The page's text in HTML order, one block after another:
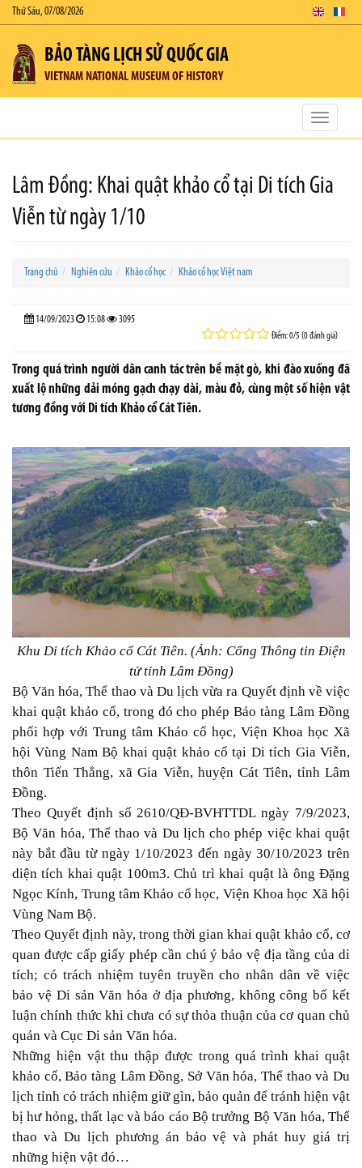
Thứ Sáu, 07/08/2026
BẢO TÀNG LỊCH SỬ QUỐC GIA
VIETNAM NATIONAL MUSEUM OF HISTORY
Toggle
Lâm Đồng: Khai quật khảo cổ tại Di tích Gia
Viễn từ ngày 1/10
Trang chủ Nghiên cứu Khảo cổ học Khảo cổ học Việt nam
14/09/2023 15:08 3095
Điểm: 0/5 (0 đánh giá)
Trong quá trình người dân canh tác trên bề mặt gò, khi đào xuống đã
xuất lộ những dải móng gạch chạy dài, màu đỏ, cùng một số hiện vật
tương đồng với Di tích Khảo cổ Cát Tiên.
Khu Di tích Khảo cổ Cát Tiên. (Ảnh: Cổng Thông tin Điện
tử tỉnh Lâm Đồng)
Bộ Văn hóa, Thể thao và Du lịch vừa ra Quyết định về việc
khai quật khảo cổ, trong đó cho phép Bảo tàng Lâm Đồng
phối hợp với Trung tâm Khảo cổ học, Viện Khoa học Xã
hội Vùng Nam Bộ khai quật khảo cổ tại Di tích Gia Viễn,
thôn Tiến Thắng, xã Gia Viễn, huyện Cát Tiên, tỉnh Lâm
Đồng.
Theo Quyết định số 2610/QĐ-BVHTTDL ngày 7/9/2023,
Bộ Văn hóa, Thể thao và Du lịch cho phép việc khai quật
này bắt đầu từ ngày 1/10/2023 đến ngày 30/10/2023 trên
diện tích khai quật 100m3. Chủ trì khai quật là ông Đặng
Ngọc Kính, Trung tâm Khảo cổ học, Viện Khoa học Xã hội
Vùng Nam Bộ.
Theo Quyết định này, trong thời gian khai quật khảo cổ, cơ
quan được cấp giấy phép cần chú ý bảo vệ địa tầng của di
tích; có trách nhiệm tuyên truyền cho nhân dân về việc
bảo vệ Di sản Văn hóa ở địa phương, không công bố kết
luận chính thức khi chưa có sự thỏa thuận của cơ quan chủ
quản và Cục Di sản Văn hóa.
Những hiện vật thu thập được trong quá trình khai quật
khảo cổ, Bảo tàng Lâm Đồng, Sở Văn hóa, Thể thao và Du
lịch tỉnh có trách nhiệm giữ gìn, bảo quản để tránh hiện vật
bị hư hỏng, thất lạc và báo cáo Bộ trưởng Bộ Văn hóa, Thể
thao và Du lịch phương án bảo vệ và phát huy giá trị
những hiện vật đó…